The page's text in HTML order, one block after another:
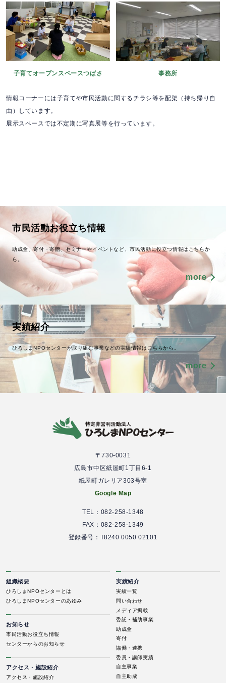
子育てオープンスペースつばさ 事務所
情報コーナーには子育てや市民活動に関するチラシ等を配架（持ち帰り自
由）しています。
展示スペースでは不定期に写真展等を行っています。
市民活動お役立ち情報
助成金、寄付・寄贈、セミナーやイベントなど、市民活動に役立つ情報はこちらか
ら。
more
実績紹介
ひろしまNPOセンターが取り組む事業などの実績情報はこちらから。
more
〒730-0031
広島市中区紙屋町1丁目6-1
紙屋町ガレリア303号室
Google Map
TEL：082-258-1348
FAX：082-258-1349
登録番号：T8240 0050 02101
組織概要
ひろしまNPOセンターとは
ひろしまNPOセンターのあゆみ
お知らせ
市民活動お役立ち情報
センターからのお知らせ
アクセス・施設紹介
アクセス・施設紹介
実績紹介
実績一覧
問い合わせ
メディア掲載
委託・補助事業
助成金
寄付
協働・連携
委員・講師実績
自主事業
自主助成